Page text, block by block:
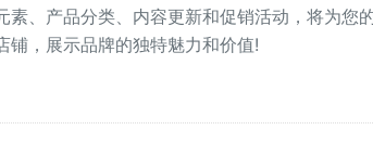
素、产品分类、内容更新和促销活动，将为您
铺，展示品牌的独特魅力和价值!